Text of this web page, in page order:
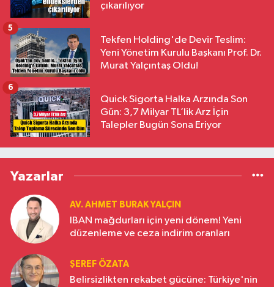
çıkarılıyor
Tekfen Holding'de Devir Teslim:
Yeni Yönetim Kurulu Başkanı Prof. Dr.
Murat Yalçıntaş Oldu!
5
Quick Sigorta Halka Arzında Son
Gün: 3,7 Milyar TL’lik Arz İçin
Talepler Bugün Sona Eriyor
6
Yazarlar
AV. AHMET BURAK YALÇIN
IBAN mağdurları için yeni dönem! Yeni
düzenleme ve ceza indirim oranları
ŞEREF ÖZATA
Belirsizlikten rekabet gücüne: Türkiye'nin